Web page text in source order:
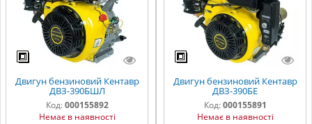
Двигун бензиновий Кентавр
ДВЗ-390БШЛ
Код: 000155892
Немає в наявності
Двигун бензиновий Кентавр
ДВЗ-390БЕ
Код: 000155891
Немає в наявності